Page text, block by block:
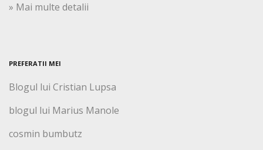
» Mai multe detalii
PREFERATII MEI
Blogul lui Cristian Lupsa
blogul lui Marius Manole
cosmin bumbutz